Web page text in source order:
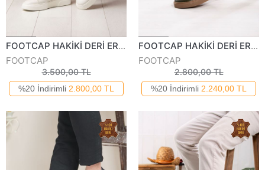
FOOTCAP HAKİKİ DERİ ERKEK GÜNLÜK AYAKKABI 250125Y
FOOTCAP
3.500,00 TL
%20 İndirimli 2.800,00 TL
FOOTCAP HAKİKİ DERİ ERKEK GÜNLÜK AYAKKABI 270224Y
FOOTCAP
2.800,00 TL
%20 İndirimli 2.240,00 TL